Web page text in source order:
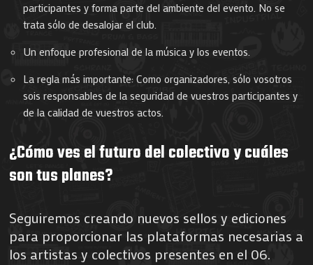
participantes y forma parte del ambiente del evento. No se
trata sólo de desalojar el club.
Un enfoque profesional de la música y los eventos.
La regla más importante: Como organizadores, sólo vosotros
sois responsables de la seguridad de vuestros participantes y
de la calidad de vuestros actos.
¿Cómo ves el futuro del colectivo y cuáles
son tus planes?
Seguiremos creando nuevos sellos y ediciones
para proporcionar las plataformas necesarias a
los artistas y colectivos presentes en el 06.